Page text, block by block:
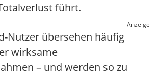
führt.
Anzeige
Nutzer übersehen häufig
wirksame
– und werden so zu